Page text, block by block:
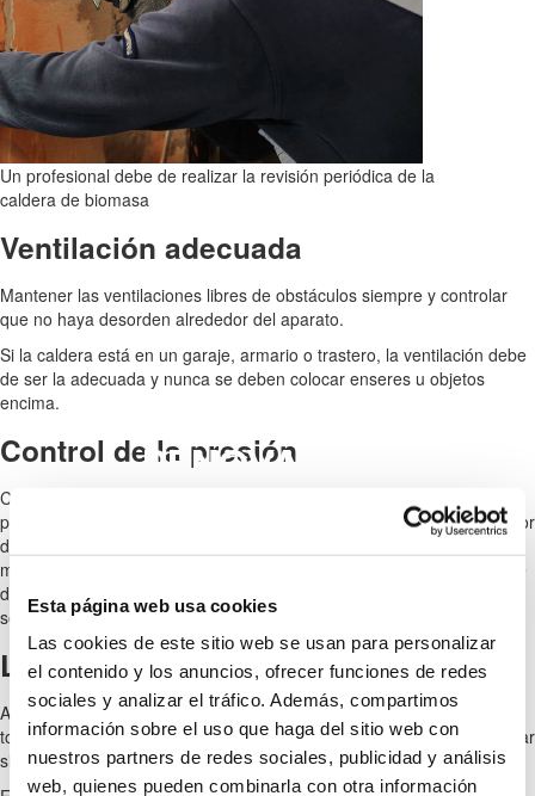
Esta página web usa cookies
Las cookies de este sitio web se usan para personalizar
el contenido y los anuncios, ofrecer funciones de redes
sociales y analizar el tráfico. Además, compartimos
información sobre el uso que haga del sitio web con
nuestros partners de redes sociales, publicidad y análisis
web, quienes pueden combinarla con otra información
BLOG SOBRE ENERGÍAS
RENOVABLES
Un profesional debe de realizar la revisión periódica de la
caldera de biomasa
Ventilación adecuada
Mantener las ventilaciones libres de obstáculos siempre y controlar
que no haya desorden alrededor del aparato.
Si la caldera está en un garaje, armario o trastero, la ventilación debe
de ser la adecuada y nunca se deben colocar enseres u objetos
encima.
Control de la presión
Con el paso del tiempo las calderas pueden perder presión, lo que
puede condicionar su funcionamiento. Se debe comprobar el indicador
de la presión, y en caso de ser necesario aumentarla consultando el
manual de uso. Si no estamos seguros de realizar esta tarea siempre
deberemos de contactar con el técnico que nos indicará los pasos a
seguir o bien realizará una inspección in situ.
Limpieza de ceniza
Abrir la puerta del depósito de las cenizas y vaciar el cenicero en su
totalidad. Se debe aspirar en todos los rincones donde se pueda llegar
sin problemas después de haber vaciado el cenicero por completo.